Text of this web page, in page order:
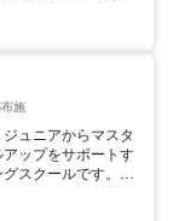
道具と雪山での楽
てお任せ安心サポ
施
ュニアからマスタ
ップをサポートす
スクールです。